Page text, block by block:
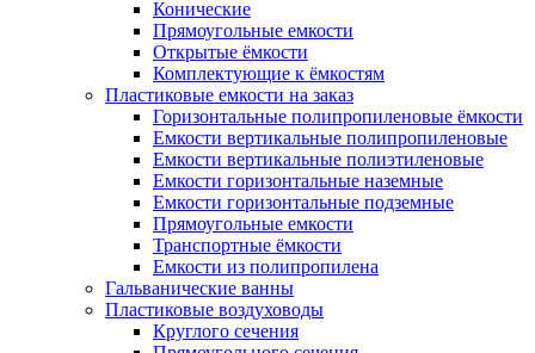
Конические
Прямоугольные емкости
Открытые ёмкости
Комплектующие к ёмкостям
Пластиковые емкости на заказ
Горизонтальные полипропиленовые ёмкости
Емкости вертикальные полипропиленовые
Емкости вертикальные полиэтиленовые
Емкости горизонтальные наземные
Емкости горизонтальные подземные
Прямоугольные емкости
Транспортные ёмкости
Емкости из полипропилена
Гальванические ванны
Пластиковые воздуховоды
Круглого сечения